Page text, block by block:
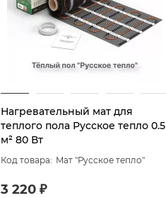
Нагревательный мат для
теплого пола Русское тепло 0.5
м² 80 Вт
Мат "Русское тепло"
3 220 ₽